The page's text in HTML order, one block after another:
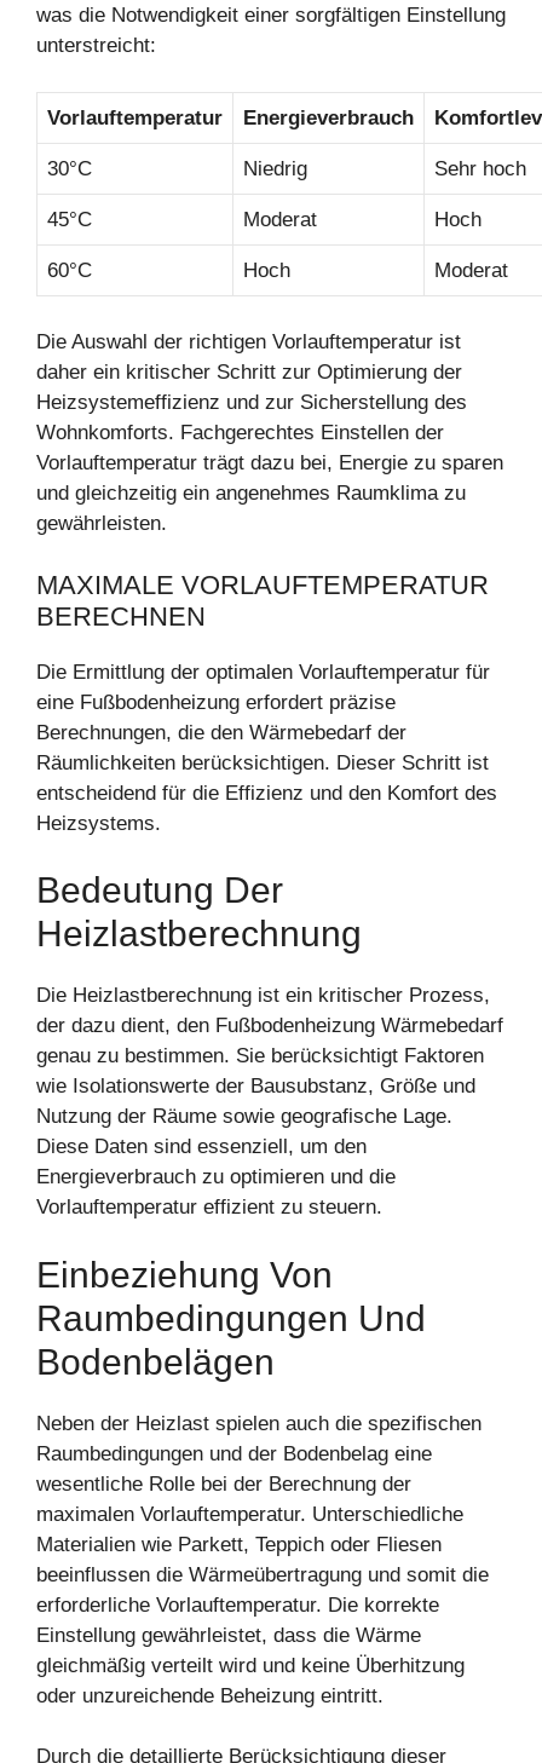
was die Notwendigkeit einer sorgfältigen Einstellung
unterstreicht:
Vorlauftemperatur Energieverbrauch
30°C Niedrig Sehr hoch
45°C Moderat Hoch
60°C Hoch Moderat
Die Auswahl der richtigen Vorlauftemperatur ist
daher ein kritischer Schritt zur Optimierung der
Heizsystemeffizienz und zur Sicherstellung des
Wohnkomforts. Fachgerechtes Einstellen der
Vorlauftemperatur trägt dazu bei, Energie zu sparen
und gleichzeitig ein angenehmes Raumklima zu
gewährleisten.
MAXIMALE VORLAUFTEMPERATUR
BERECHNEN
Die Ermittlung der optimalen Vorlauftemperatur für
eine Fußbodenheizung erfordert präzise
Berechnungen, die den Wärmebedarf der
Räumlichkeiten berücksichtigen. Dieser Schritt ist
entscheidend für die Effizienz und den Komfort des
Heizsystems.
Bedeutung Der
Heizlastberechnung
Die Heizlastberechnung ist ein kritischer Prozess,
der dazu dient, den Fußbodenheizung Wärmebedarf
genau zu bestimmen. Sie berücksichtigt Faktoren
wie Isolationswerte der Bausubstanz, Größe und
Nutzung der Räume sowie geografische Lage.
Diese Daten sind essenziell, um den
Energieverbrauch zu optimieren und die
Vorlauftemperatur effizient zu steuern.
Einbeziehung Von
Raumbedingungen Und
Bodenbelägen
Neben der Heizlast spielen auch die spezifischen
Raumbedingungen und der Bodenbelag eine
wesentliche Rolle bei der Berechnung der
maximalen Vorlauftemperatur. Unterschiedliche
Materialien wie Parkett, Teppich oder Fliesen
beeinflussen die Wärmeübertragung und somit die
erforderliche Vorlauftemperatur. Die korrekte
Einstellung gewährleistet, dass die Wärme
gleichmäßig verteilt wird und keine Überhitzung
oder unzureichende Beheizung eintritt.
Durch die detaillierte Berücksichtigung dieser